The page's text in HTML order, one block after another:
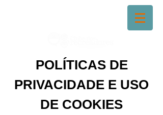
POLÍTICAS DE
PRIVACIDADE E USO
DE COOKIES